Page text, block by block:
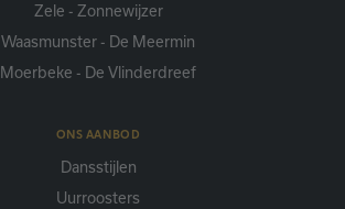
Zele - Zonnewijzer
Waasmunster - De Meermin
Moerbeke - De Vlinderdreef
ONS AANBOD
Dansstijlen
Uurroosters